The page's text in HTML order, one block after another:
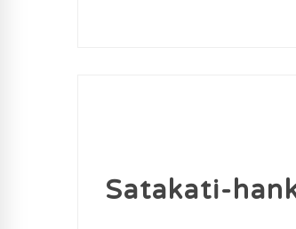
Satakati-